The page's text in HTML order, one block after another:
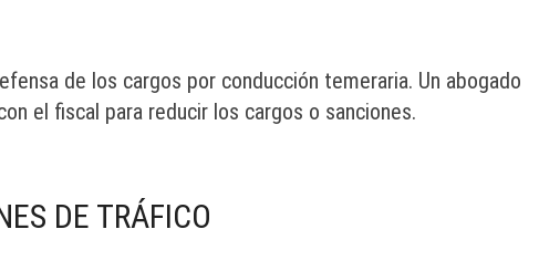
de los cargos por conducción temeraria. Un abogado
el fiscal para reducir los cargos o sanciones.
DE TRÁFICO